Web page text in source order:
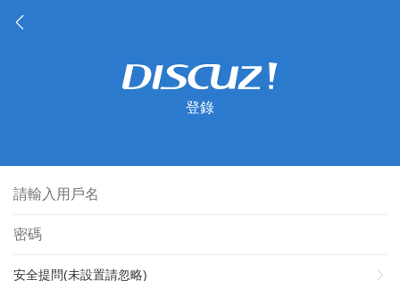
登錄
安全提問(未設置請忽略)